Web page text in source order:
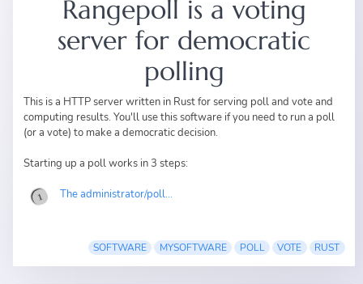
Rangepoll is a voting
server for democratic
polling
This is a HTTP server written in Rust for serving poll and vote and
computing results. You'll use this software if you need to run a poll
(or a vote) to make a democratic decision.
Starting up a poll works in 3 steps:
The administrator/poll...
SOFTWARE MYSOFTWARE POLL VOTE RUST